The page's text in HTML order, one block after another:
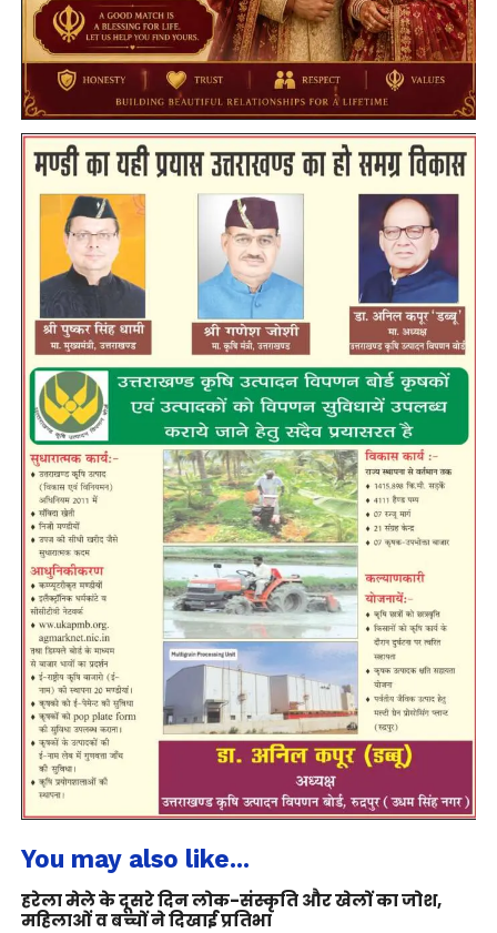
You may also like...
हरेला मेले के दूसरे दिन लोक-संस्कृति और खेलों का जोश,
महिलाओं व बच्चों ने दिखाई प्रतिभा